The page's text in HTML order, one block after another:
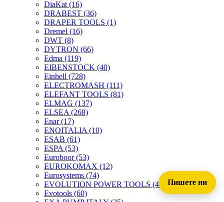
DiaKat (16)
DRABEST (36)
DRAPER TOOLS (1)
Dremel (16)
DWT (8)
DYTRON (66)
Edma (119)
EIBENSTOCK (40)
Einhell (728)
ELECTROMASH (111)
ELEFANT TOOLS (81)
ELMAG (137)
ELSEA (268)
Enar(17)
ENOITALIA (10)
ESAB (61)
ESPA (53)
Euroboor(53)
EUROKOMAX (12)
Eurosystems (74)
EVOLUTION POWER TOOLS (45)
Evotools (60)
Пишете ни